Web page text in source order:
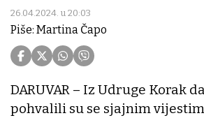
26.04.2024. u 20:03
Piše: Martina Čapo
DARUVAR – Iz Udruge Korak
pohvalili su se sjajnim